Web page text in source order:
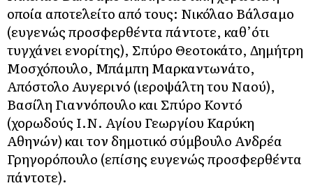
οποία αποτελείτο από τους: Νικόλαο Βάλσαμο
(ευγενώς προσφερθέντα πάντοτε, καθ’ότι
τυγχάνει ενορίτης), Σπύρο Θεοτοκάτο, Δημήτρη
Μοσχόπουλο, Μπάμπη Μαρκαντωνάτο,
Απόστολο Αυγερινό (ιεροψάλτη του Ναού),
Βασίλη Γιαννόπουλο και Σπύρο Κοντό
(χορωδούς Ι.Ν. Αγίου Γεωργίου Καρύκη
Αθηνών) και τον δημοτικό σύμβουλο Ανδρέα
Γρηγορόπουλο (επίσης ευγενώς προσφερθέντα
πάντοτε).